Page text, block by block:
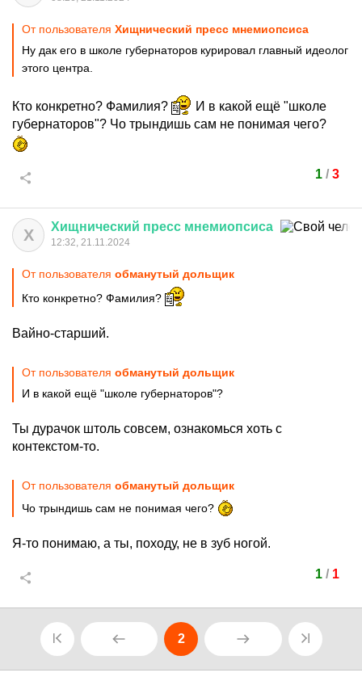
От пользователя Хищнический пресс мнемиопсиса
Ну дак его в школе губернаторов курировал главный идеолог
этого центра.
Кто конкретно? Фамилия?
И в какой ещё "школе
губернаторов"? Чо трындишь сам не понимая чего?
1/ 3
Х Хищнический пресс мнемиопсиса
12:32, 21.11.2024
От пользователя обманутый дольщик
Кто конкретно? Фамилия?
Вайно-старший.
От пользователя обманутый дольщик
И в какой ещё "школе губернаторов"?
Ты дурачок штоль совсем, ознакомься хоть с
контекстом-то.
От пользователя обманутый дольщик
Чо трындишь сам не понимая чего?
Я-то понимаю, а ты, походу, не в зуб ногой.
1/ 1
2